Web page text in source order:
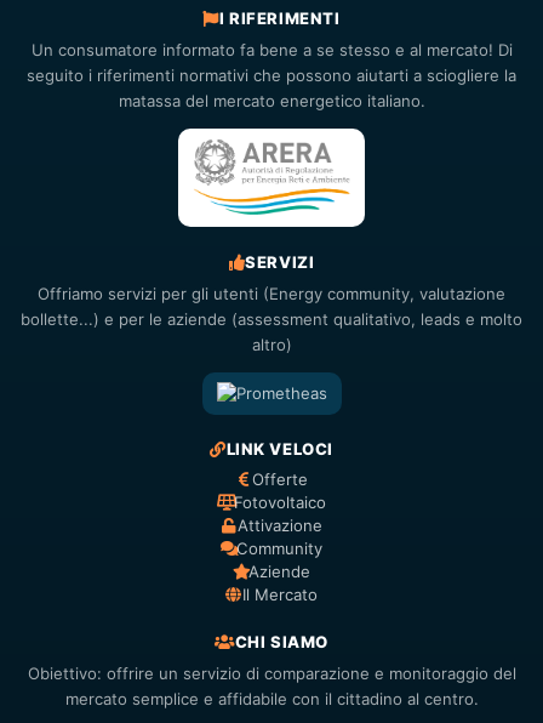
I RIFERIMENTI
Un consumatore informato fa bene a se stesso e al mercato! Di
seguito i riferimenti normativi che possono aiutarti a sciogliere la
matassa del mercato energetico italiano.
SERVIZI
Offriamo servizi per gli utenti (Energy community, valutazione
bollette...) e per le aziende (assessment qualitativo, leads e molto
altro)
LINK VELOCI
Offerte
Fotovoltaico
Attivazione
Community
Aziende
Il Mercato
CHI SIAMO
Obiettivo: offrire un servizio di comparazione e monitoraggio del
mercato semplice e affidabile con il cittadino al centro.